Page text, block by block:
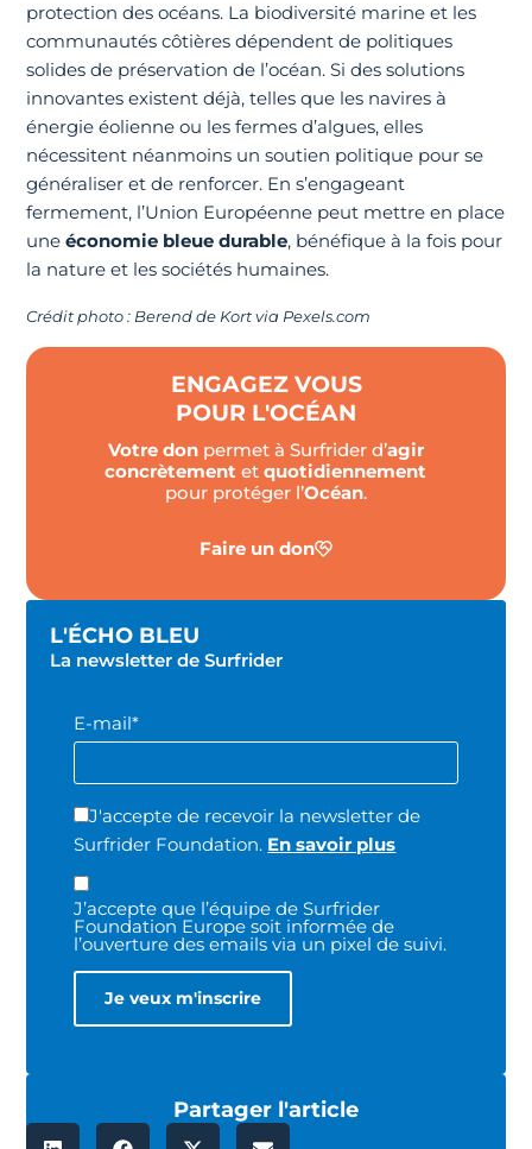
protection des océans. La biodiversité marine et les
communautés côtières dépendent de politiques
solides de préservation de l’océan. Si des solutions
innovantes existent déjà, telles que les navires à
énergie éolienne ou les fermes d’algues, elles
nécessitent néanmoins un soutien politique pour se
généraliser et de renforcer. En s’engageant
fermement, l’Union Européenne peut mettre en place
uneéconomie bleue durable, bénéfique à la fois pour
la nature et les sociétés humaines.
Crédit photo : Berend de Kort via Pexels.com
ENGAGEZ VOUS
POUR L'OCÉAN
Votre donpermet à Surfrider d’agir
concrètement etquotidiennement
pour protéger l’Océan.
Faire un don
L'ÉCHO BLEU
La newsletter de Surfrider
E-mail*
J'accepte de recevoir la newsletter de
Surfrider Foundation. En savoir plus
J’accepte que l’équipe de Surfrider
Foundation Europe soit informée de
l’ouverture des emails via un pixel de suivi.
Partager l'article